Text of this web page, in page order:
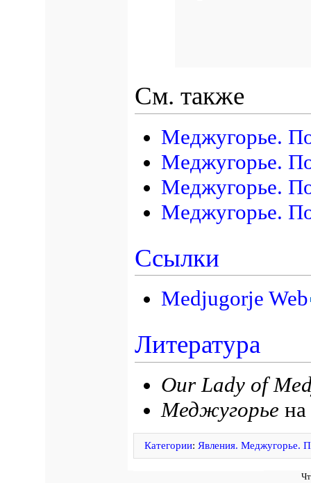
См. также
Меджугорье.
Меджугорье.
Меджугорье.
Меджугорье.
Ссылки
Medjugorje Web
Литература
Our Lady of
Меджугорье на
Категории: Явления. Меджугорье.